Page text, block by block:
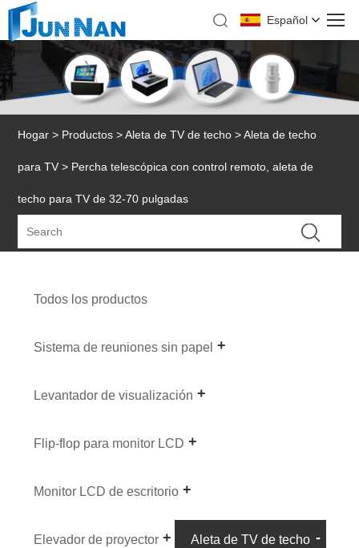
Español
Hogar > Productos >Aleta de TV de techo >Aleta de techo
para TV > Percha telescópica con control remoto, aleta de
techo para TV de 32-70 pulgadas
Todos los productos
Sistema de reuniones sin papel
Levantador de visualización
Flip-flop para monitor LCD
Monitor LCD de escritorio
Elevador de proyector Aleta de TV de techo